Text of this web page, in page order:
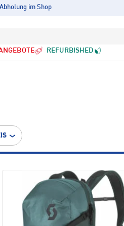
im Shop
REFURBISHED